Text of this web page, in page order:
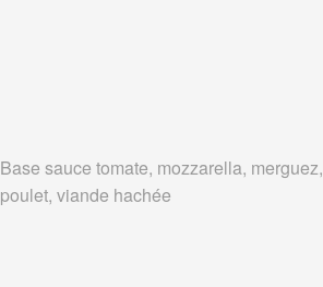
Base sauce tomate, mozzarella, merguez,
poulet, viande hachée